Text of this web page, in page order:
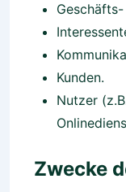
Kunden.
Nutzer
Zwecke